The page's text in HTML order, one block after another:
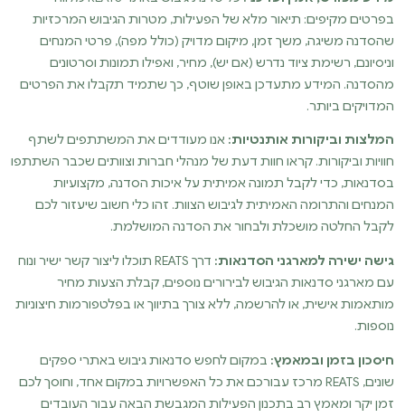
בפרטים מקיפים: תיאור מלא של הפעילות, מטרות הגיבוש המרכזיות
שהסדנה משיגה, משך זמן, מיקום מדויק (כולל מפה), פרטי המנחים
וניסיונם, רשימת ציוד נדרש (אם יש), מחיר, ואפילו תמונות וסרטונים
מהסדנה. המידע מתעדכן באופן שוטף, כך שתמיד תקבלו את הפרטים
המדויקים ביותר.
המלצות וביקורות אותנטיות: אנו מעודדים את המשתתפים לשתף
חוויות וביקורות. קראו חוות דעת של מנהלי חברות וצוותים שכבר השתתפו
בסדנאות, כדי לקבל תמונה אמיתית על איכות הסדנה, מקצועיות
המנחים והתרומה האמיתית לגיבוש הצוות. זהו כלי חשוב שיעזור לכם
לקבל החלטה מושכלת ולבחור את הסדנה המושלמת.
גישה ישירה למארגני הסדנאות:
דרך REATS תוכלו ליצור קשר ישיר ונוח
עם מארגני סדנאות הגיבוש לבירורים נוספים, קבלת הצעות מחיר
מותאמות אישית, או להרשמה, ללא צורך בתיווך או בפלטפורמות חיצוניות
נוספות.
חיסכון בזמן ובמאמץ: במקום לחפש סדנאות גיבוש באתרי ספקים
שונים, REATS מרכז עבורכם את כל האפשרויות במקום אחד, וחוסך לכם
זמן יקר ומאמץ רב בתכנון הפעילות המגבשת הבאה עבור העובדים